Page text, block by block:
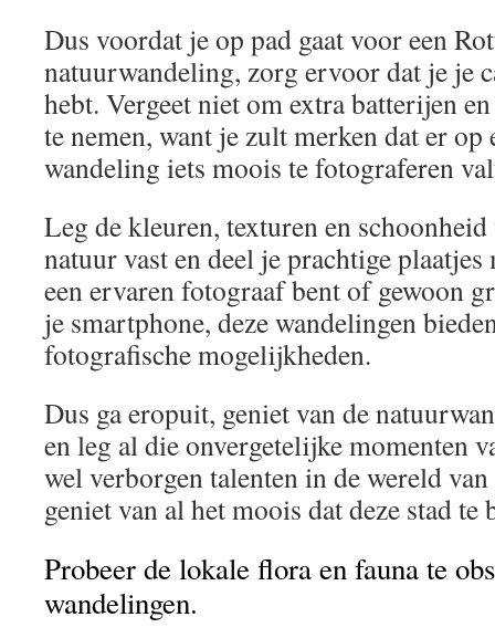
Dus voordat je op pad gaat voor een
natuurwandeling, zorg ervoor dat je je
hebt. Vergeet niet om extra batterijen
te nemen, want je zult merken dat er op
wandeling iets moois te fotograferen
Leg de kleuren, texturen en
natuur vast en deel je prachtige
een ervaren fotograaf bent of gewoon
je smartphone, deze wandelingen
fotografische mogelijkheden.
Dus ga eropuit, geniet van de
en leg al die onvergetelijke momenten
wel verborgen talenten in de wereld
geniet van al het moois dat deze stad te
Probeer de lokale flora en fauna te
wandelingen.